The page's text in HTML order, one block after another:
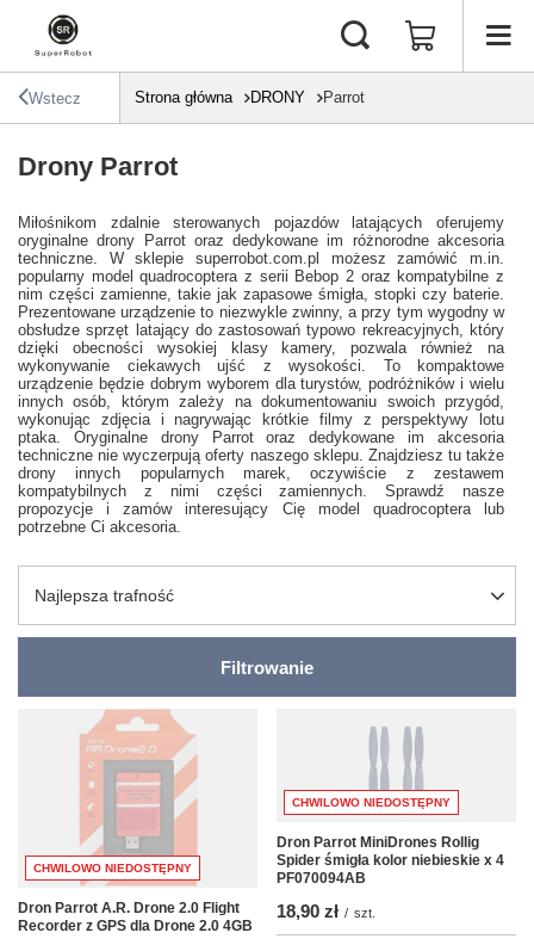
Wstecz Strona główna DRONY Parrot
Drony Parrot
Miłośnikom zdalnie sterowanych pojazdów latających oferujemy
oryginalne drony Parrot oraz dedykowane im różnorodne akcesoria
techniczne. W sklepie superrobot.com.pl możesz zamówić m.in.
popularny model quadrocoptera z serii Bebop 2 oraz kompatybilne z
nim części zamienne, takie jak zapasowe śmigła, stopki czy baterie.
Prezentowane urządzenie to niezwykle zwinny, a przy tym wygodny w
obsłudze sprzęt latający do zastosowań typowo rekreacyjnych, który
dzięki obecności wysokiej klasy kamery, pozwala również na
wykonywanie ciekawych ujść z wysokości. To kompaktowe
urządzenie będzie dobrym wyborem dla turystów, podróżników i wielu
innych osób, którym zależy na dokumentowaniu swoich przygód,
wykonując zdjęcia i nagrywając krótkie filmy z perspektywy lotu
ptaka. Oryginalne drony Parrot oraz dedykowane im akcesoria
techniczne nie wyczerpują oferty naszego sklepu. Znajdziesz tu także
drony innych popularnych marek, oczywiście z zestawem
kompatybilnych z nimi części zamiennych. Sprawdź nasze
propozycje i zamów interesujący Cię model quadrocoptera lub
potrzebne Ci akcesoria.
Zmień sortowanie
Najlepsza trafność
Filtrowanie
CHWILOWO NIEDOSTĘPNY
Dron Parrot A.R. Drone 2.0 Flight
Recorder z GPS dla Drone 2.0 4GB
CHWILOWO NIEDOSTĘPNY
Dron Parrot MiniDrones Rollig
Spider śmigła kolor niebieskie x 4
PF070094AB
18,90 zł / szt.